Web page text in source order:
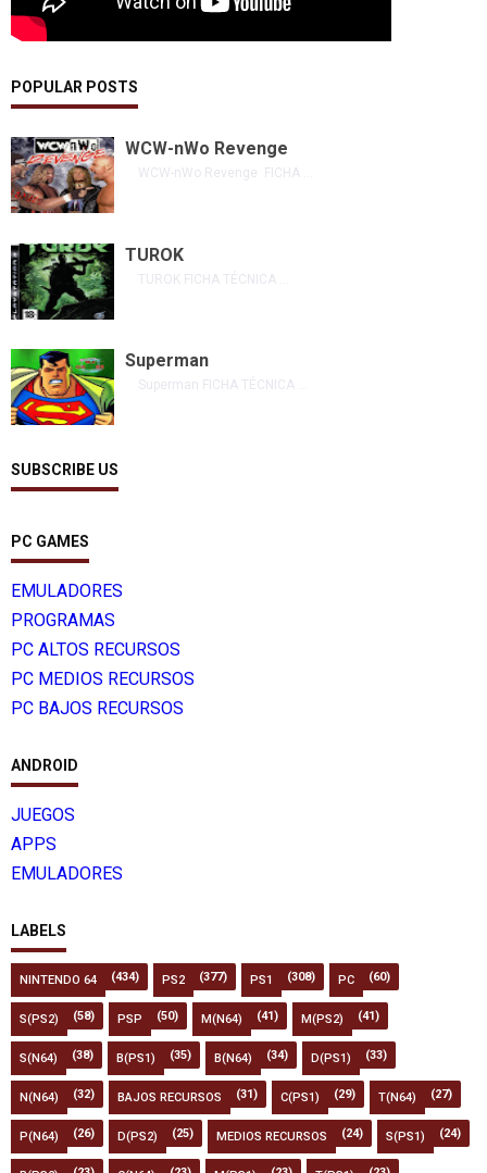
POPULAR POSTS
WCW-nWo Revenge
WCW-nWo Revenge FICHA ...
TUROK
TUROK FICHA TÉCNICA ...
Superman
Superman FICHA TÉCNICA ...
SUBSCRIBE US
PC GAMES
EMULADORES
PROGRAMAS
PC ALTOS RECURSOS
PC MEDIOS RECURSOS
PC BAJOS RECURSOS
ANDROID
JUEGOS
APPS
EMULADORES
LABELS
NINTENDO 64 (434) PS2 (377) PS1 (308) PC (60)
S(PS2) (58) PSP (50) M(N64) (41) M(PS2) (41)
S(N64) (38) B(PS1) (35) B(N64) (34) D(PS1) (33)
N(N64) (32) BAJOS RECURSOS (31) C(PS1) (29) T(N64) (27)
P(N64) (26) D(PS2) (25) MEDIOS RECURSOS (24) S(PS1) (24)